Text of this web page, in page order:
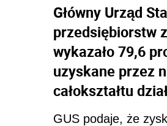
Główny Urząd
przedsiębiorstw
wykazało 79,6
uzyskane przez
całokształtu
GUS podaje, że